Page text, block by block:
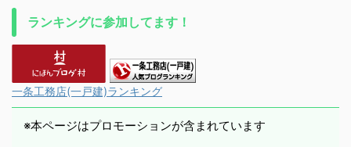
ランキングに参加してます！
一条工務店(一戸建)ランキング
※本ページはプロモーションが含まれています